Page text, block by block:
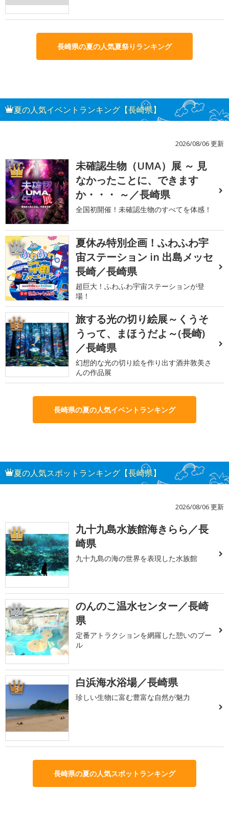
長崎県の夏の人気夏祭りランキング
夏の人気イベントランキング【長崎県】
2026/08/06 更新
1
未確認生物（UMA）展 ～ 見
なかったことに、できます
か・・・ ～／長崎県
全国初開催！未確認生物のすべてを体感！
2
夏休み特別企画！ふわふわ宇
宙ステーション in 出島メッセ
長崎／長崎県
超巨大！ふわふわ宇宙ステーションが登
場！
3
旅する光の切り絵展～くうそ
うって、まほうだよ～(長崎)
／長崎県
幻想的な光の切り絵を作り出す酒井敦美さ
んの作品展
長崎県の夏の人気イベントランキング
夏の人気スポットランキング【長崎県】
2026/08/06 更新
1
九十九島水族館海きらら／長
崎県
九十九島の海の世界を表現した水族館
2
のんのこ温水センター／長崎
県
定番アトラクションを網羅した憩いのプー
ル
3 白浜海水浴場／長崎県
珍しい生物に富む豊富な自然が魅力
長崎県の夏の人気スポットランキング